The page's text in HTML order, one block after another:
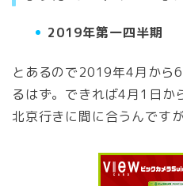
2019年第一四半期
とあるので2019年4月から
るはず。できれば4月1日か
北京行きに間に合うんです